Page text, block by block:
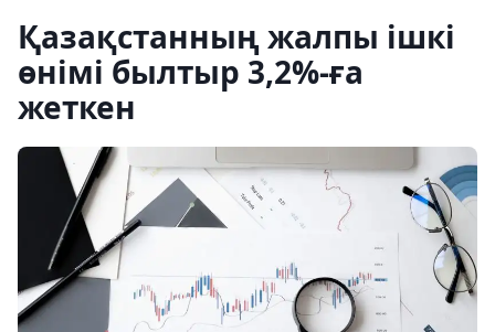
Қазақстанның жалпы ішкі
өнімі былтыр 3,2%-ға
жеткен